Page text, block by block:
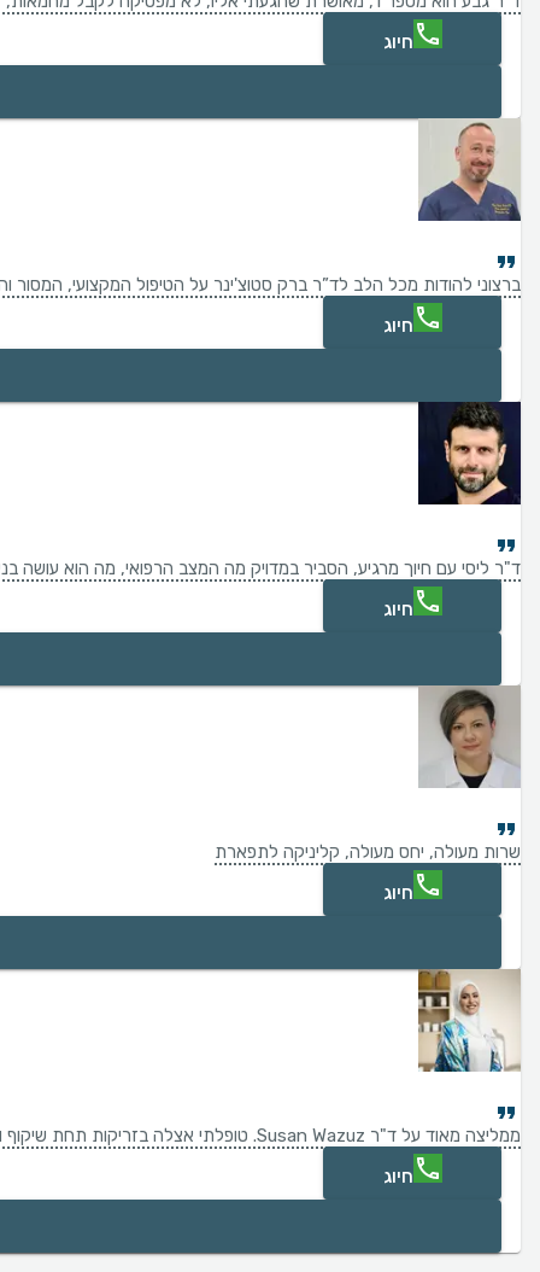
חיוג
ברצוני להודות מכל הלב לד”ר ברק סטוצ'ינר על הטיפול המקצועי, המסור
חיוג
ד"ר ליסי עם חיוך מרגיע, הסביר במדויק מה המצב הרפואי, מה הוא עושה
חיוג
שרות מעולה, יחס מעולה, קליניקה לתפארת
חיוג
ממליצה מאוד על ד"ר Susan Wazuz. טופלתי אצלה בזריקות תחת שיקוף ובטיפול גלי רדיו לכאבי גב, והחוויה הייתה מצוינת. מקצועית מאוד, אדיבה, נעימה וסבלנית. מסבירה כל שלב בתהליך בצורה ברורה ומרגיעה, עם הרבה יחס אישי ואכפתיות. ממליצה עליה מכל הלב.
חיוג